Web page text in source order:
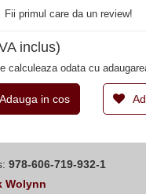
Fii primul care da un review!
inclus)
calculeaza odata cu
Adauga in cos
978-606-719-932-1
Wolynn